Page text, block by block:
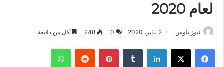
لعام 2020
نيوز بلوس 2 يناير، 2020 0
248 أقل من دقيقة
فيسبوك X لينكدإن بينتيريست واتساب